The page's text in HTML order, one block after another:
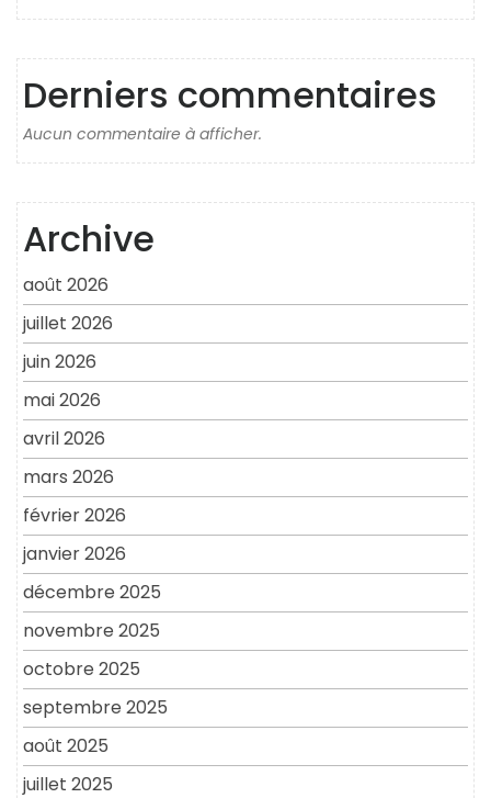
Derniers commentaires
Aucun commentaire à afficher.
Archive
août 2026
juillet 2026
juin 2026
mai 2026
avril 2026
mars 2026
février 2026
janvier 2026
décembre 2025
novembre 2025
octobre 2025
septembre 2025
août 2025
juillet 2025